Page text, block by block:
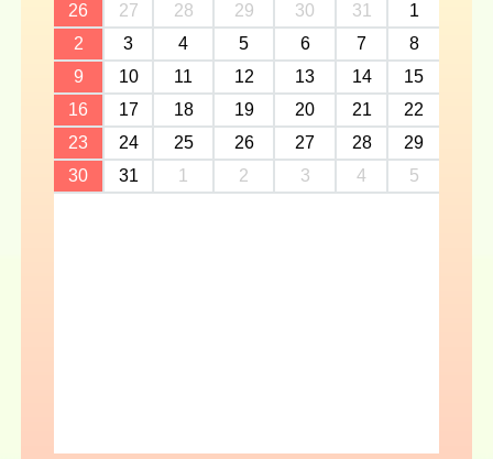
26
27 28 29 30 31
1
2
3 4 5 6 7
8
9
10 11 12 13 14
15
16
17 18 19 20 21
22
23
24 25 26 27 28
29
30
31 1 2 3 4 5